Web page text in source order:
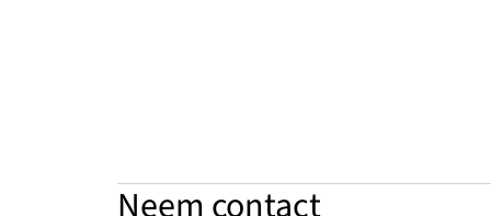
Neem contact